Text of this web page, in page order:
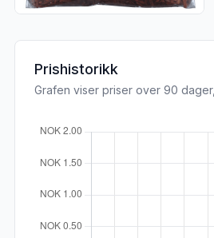
Prishistorikk
Grafen viser priser over 90